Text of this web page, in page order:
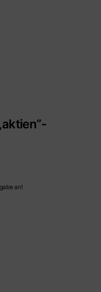
an!